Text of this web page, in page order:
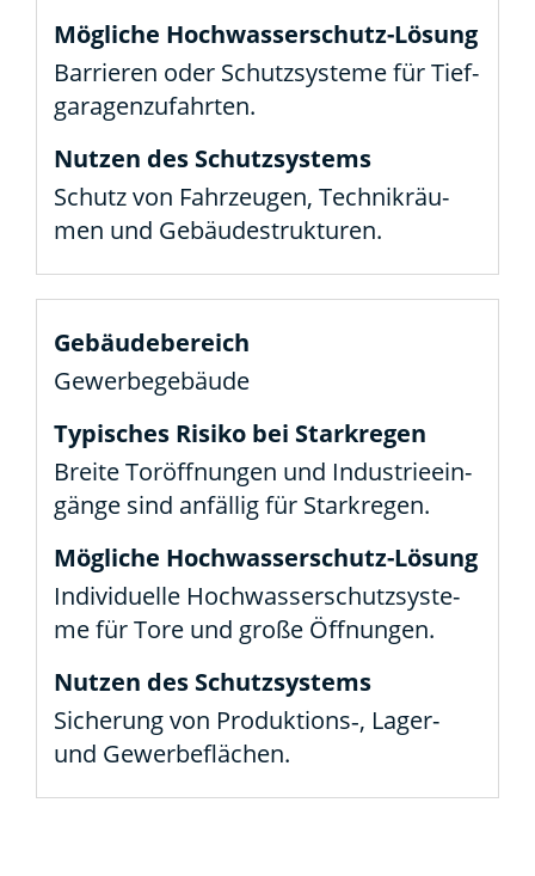
Bar­rie­ren oder Schutz­sys­te­me für Tief­
ga­ra­gen­zu­fahr­ten.
Schutz von Fahr­zeu­gen, Tech­nik­räu­
men und Gebäu­de­struk­tu­ren.
Gewer­be­ge­bäu­de
Brei­te Tor­öff­nun­gen und Indus­trie­ein­
gän­ge sind anfäl­lig für Stark­re­gen.
Indi­vi­du­el­le Hoch­was­ser­schutz­sys­te­
me für Tore und gro­ße Öff­nun­gen.
Siche­rung von Produktions‑, Lager-
und Gewer­be­flä­chen.